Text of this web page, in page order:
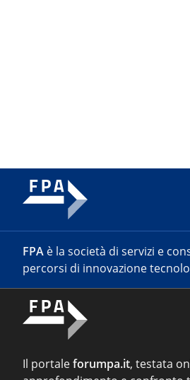
FPA è la società di servizi e
percorsi di innovazione
Il portaleforumpa.it, testata